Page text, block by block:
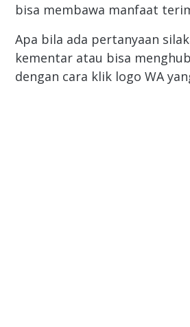
bisa membawa manfaat
Apa bila ada pertanyaan
kementar atau bisa
dengan cara klik logo WA